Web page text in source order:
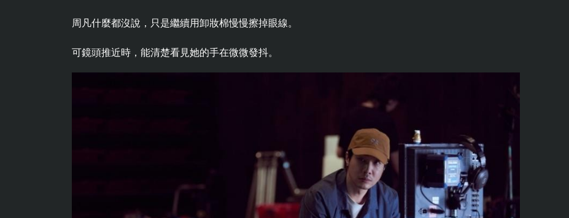
周凡什麼都沒說，只是繼續用卸妝棉慢慢擦掉眼線。
可鏡頭推近時，能清楚看見她的手在微微發抖。